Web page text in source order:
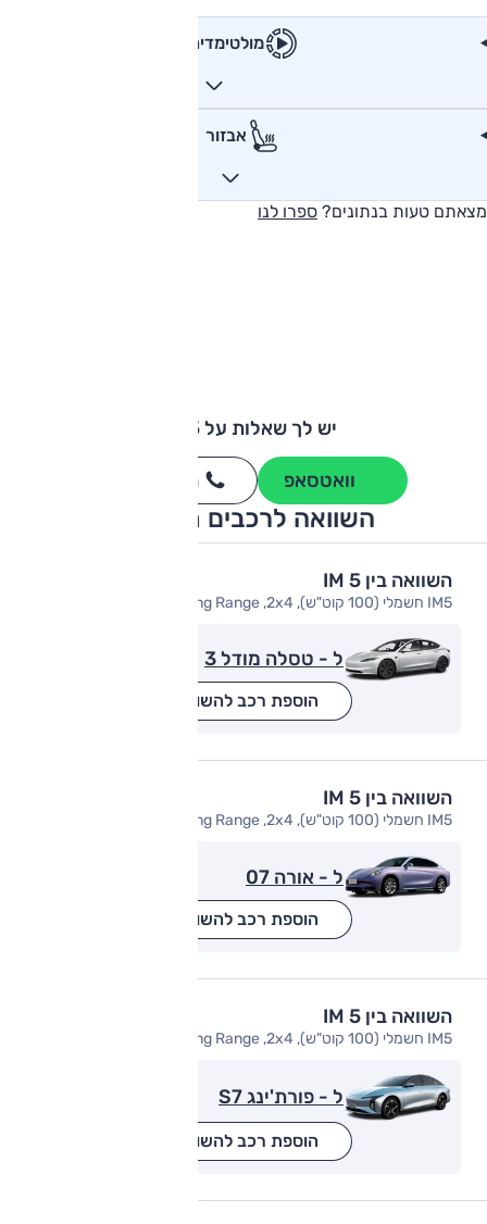
מולטימדיה
אבזור
מצאתם טעות בנתונים? ספרו לנו
יש לך שאלות על IM 5?
וואטסאפ חייגו
השוואה לרכבים מתחרים
השוואה בין IM 5
IM5 חשמלי (100 קוט"ש), Long Range ,2x4
ל - טסלה מודל 3
הוספת רכב להשוואה
השוואה בין IM 5
IM5 חשמלי (100 קוט"ש), Long Range ,2x4
ל - אורה 07
הוספת רכב להשוואה
השוואה בין IM 5
IM5 חשמלי (100 קוט"ש), Long Range ,2x4
ל - פורת'ינג S7
הוספת רכב להשוואה